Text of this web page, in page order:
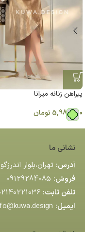
پیراهن زنانه میرانا
5,980,000تومان
نشانی ما
آدرس: تهران،بلوار
فروش: 09129284085
تلفن ثابت:
ایمیل: